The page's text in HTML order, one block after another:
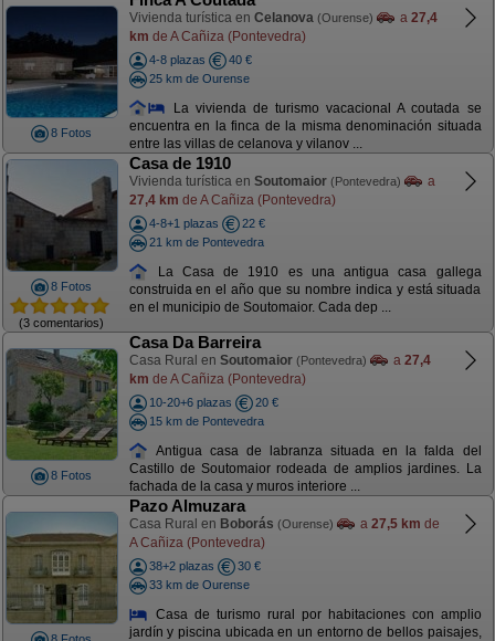
8 Fotos
Vivienda turística en Celanova (Ourense) a 27,4
km de A Cañiza (Pontevedra)
4-8 plazas
40 €
25 km de Ourense
La vivienda de turismo vacacional A coutada se
encuentra en la finca de la misma denominación situada
entre las villas de celanova y vilanov ...
8 Fotos
(3 comentarios)
Casa de 1910
Vivienda turística en Soutomaior (Pontevedra)
a
27,4 km de A Cañiza (Pontevedra)
4-8+1 plazas
22 €
21 km de Pontevedra
La Casa de 1910 es una antigua casa gallega
construida en el año que su nombre indica y está situada
en el municipio de Soutomaior. Cada dep ...
8 Fotos
Casa Da Barreira
Casa Rural en Soutomaior (Pontevedra) a 27,4
km de A Cañiza (Pontevedra)
10-20+6 plazas
20 €
15 km de Pontevedra
Antigua casa de labranza situada en la falda del
Castillo de Soutomaior rodeada de amplios jardines. La
fachada de la casa y muros interiore ...
Pazo Almuzara
Casa Rural en Boborás (Ourense) a 27,5 km de
A Cañiza (Pontevedra)
38+2 plazas
30 €
33 km de Ourense
Casa de turismo rural por habitaciones con amplio
jardín y piscina ubicada en un entorno de bellos paisajes,